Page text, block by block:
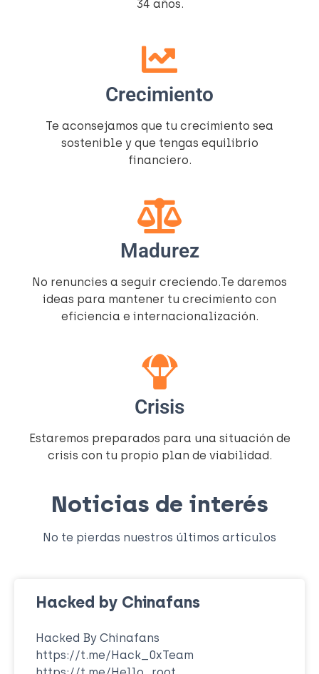
34 años.
Crecimiento
Te aconsejamos que tu crecimiento sea
sostenible y que tengas equilibrio
financiero.
Madurez
No renuncies a seguir creciendo.Te daremos
ideas para mantener tu crecimiento con
eficiencia e internacionalización.
Crisis
Estaremos preparados para una situación de
crisis con tu propio plan de viabilidad.
Noticias de interés
No te pierdas nuestros últimos artículos
Hacked by Chinafans
Hacked By Chinafans
https://t.me/Hack_0xTeam